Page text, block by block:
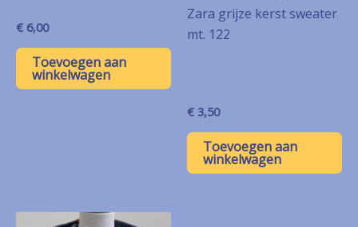
€ 6,00
Toevoegen aan
winkelwagen
Zara grijze kerst sweater
mt. 122
€ 3,50
Toevoegen aan
winkelwagen